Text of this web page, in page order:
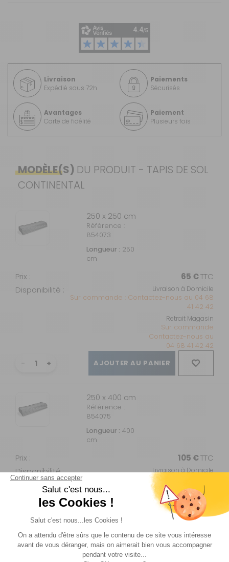
Livraison
Expédié sous 72h
Paiements
Sécurisés
Avantages
Carte de fidélité
Paiement
Plusieurs fois
MODÈLE(S) DU PRODUIT - TAPIS DE SOL
CONTINENTAL
250 x 250 cm
Référence :
854073
Longueur : 250
cm
Prix : 65 €TTC
Disponibilité :
Livraison à Domicile
Sur commande : Contactez-nous au 04 68
41 42 42
Retrait Magasin
Sur commande
Contactez-nous au
04 68 41 42 42
AJOUTER AU PANIER
250 x 400 cm
Référence :
854075
Longueur : 400
cm
Prix : 105 €TTC
Disponibilité :
Livraison à Domicile
Sur commande : Contactez-nous au 04 68
41 42 42
Retrait Magasin
Sur commande
Contactez-nous au
AJOUTER AU PANIER